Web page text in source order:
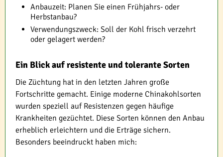
Anbauzeit: Planen Sie einen Frühjahrs- oder
Herbstanbau?
Verwendungszweck: Soll der Kohl frisch verzehrt
oder gelagert werden?
Ein Blick auf resistente und tolerante Sorten
Die Züchtung hat in den letzten Jahren große
Fortschritte gemacht. Einige moderne Chinakohlsorten
wurden speziell auf Resistenzen gegen häufige
Krankheiten gezüchtet. Diese Sorten können den Anbau
erheblich erleichtern und die Erträge sichern.
Besonders beeindruckt haben mich: